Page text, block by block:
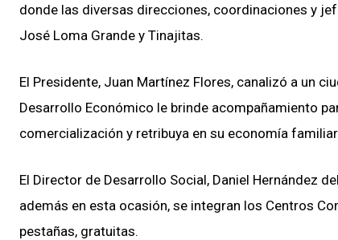
donde las diversas direcciones, coordinaciones y
José Loma Grande y Tinajitas.
El Presidente, Juan Martínez Flores, canalizó a un
Desarrollo Económico le brinde acompañamiento
comercialización y retribuya en su economía familiar.
El Director de Desarrollo Social, Daniel Hernández
además en esta ocasión, se integran los Centros
pestañas, gratuitas.